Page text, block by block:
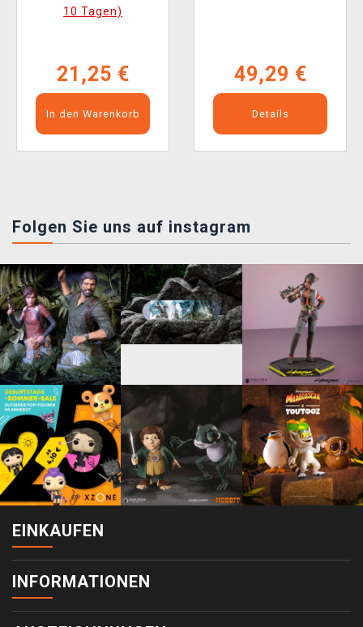
10 Tagen)
21,25 €
In den Warenkorb
49,29 €
Details
Folgen Sie uns auf instagram
EINKAUFEN
INFORMATIONEN